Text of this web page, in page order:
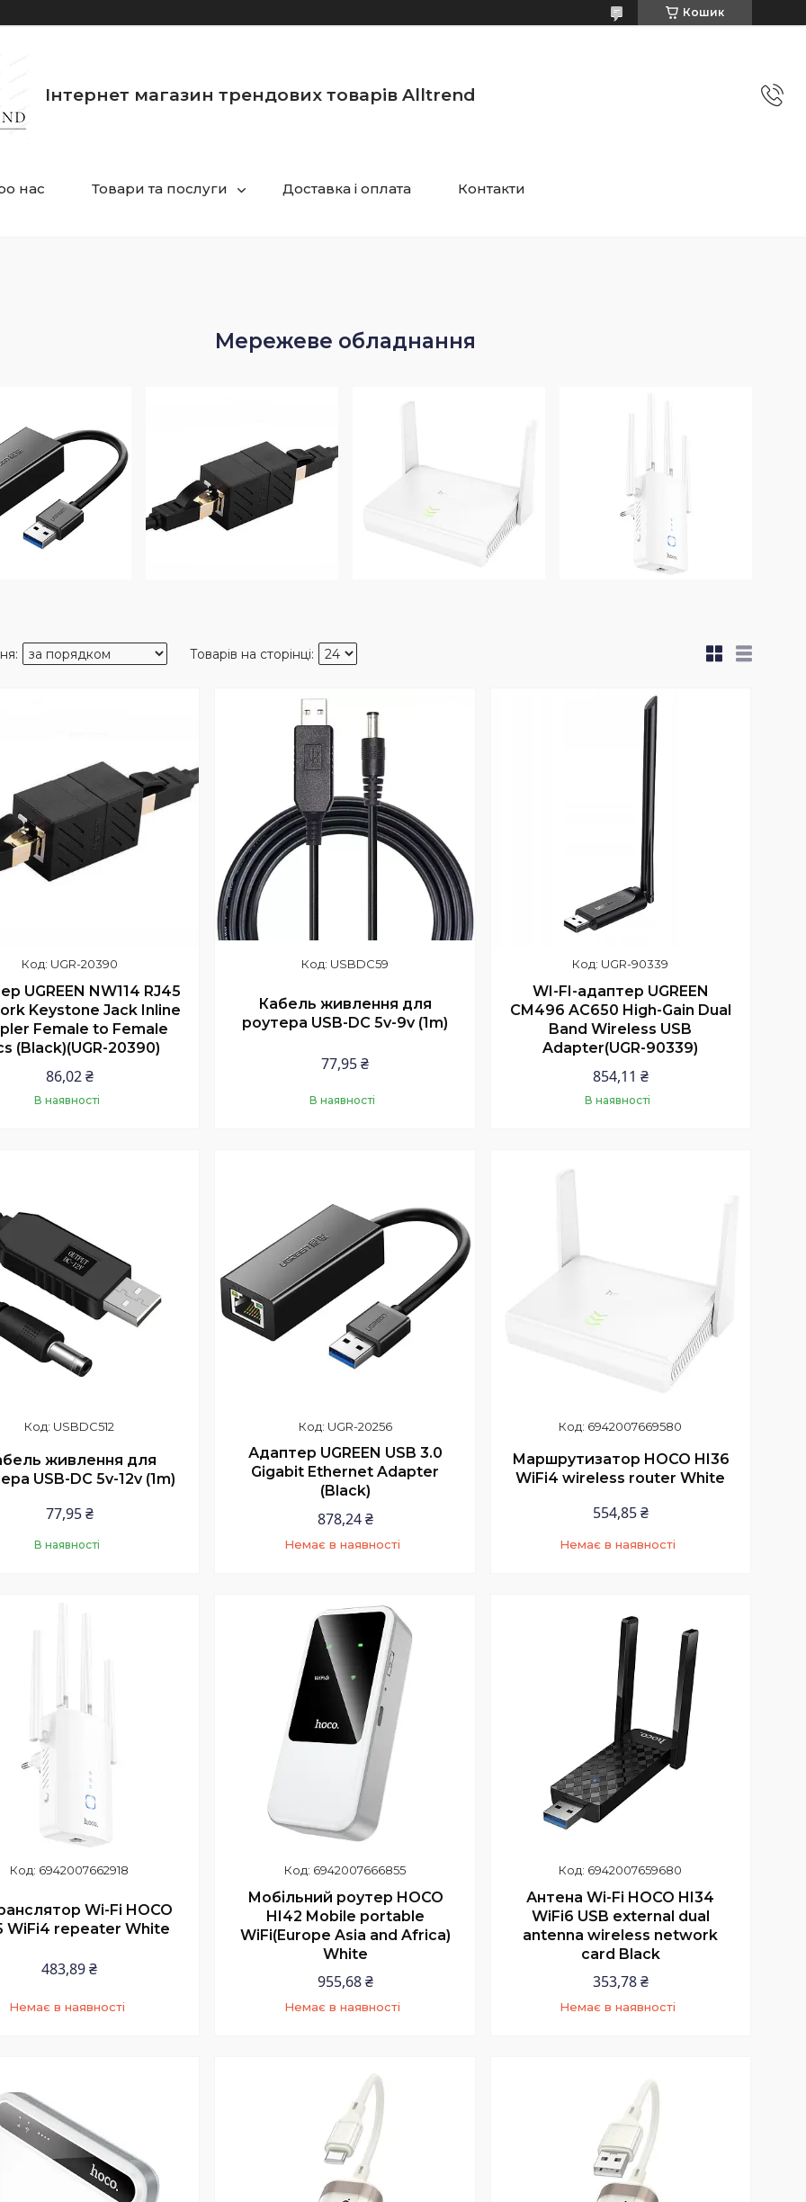
Кошик
Інтернет магазин трендових товарів Alltrend
нас Товари та послуги Доставка і оплата Контакти
Мережеве обладнання
UGR-20390
UGREEN NW114 RJ45
Keystone Jack Inline
Female to Female
(Black)(UGR-20390)
86,02 ₴
В наявності
USBDC59
Кабель живлення для
роутера USB-DC 5v-9v (1m)
77,95 ₴
В наявності
UGR-90339
WI-FI-адаптер UGREEN
CM496 AC650 High-Gain Dual
Band Wireless USB
Adapter(UGR-90339)
854,11 ₴
В наявності
USBDC512
живлення для
USB-DC 5v-12v (1m)
77,95 ₴
В наявності
UGR-20256
Адаптер UGREEN USB 3.0
Gigabit Ethernet Adapter
(Black)
878,24 ₴
Немає в наявності
+380 (97) 352-73-89
6942007669580
Маршрутизатор HOCO HI36
WiFi4 wireless router White
554,85 ₴
Немає в наявності
6942007662918
Wi-Fi HOCO
WiFi4 repeater White
483,89 ₴
Немає в наявності
6942007666855
Мобільний роутер HOCO
HI42 Mobile portable
WiFi(Europe Asia and Africa)
White
955,68 ₴
Немає в наявності
+380 (97) 352-73-89
6942007659680
Антена Wi-Fi HOCO HI34
WiFi6 USB external dual
antenna wireless network
card Black
353,78 ₴
Немає в наявності